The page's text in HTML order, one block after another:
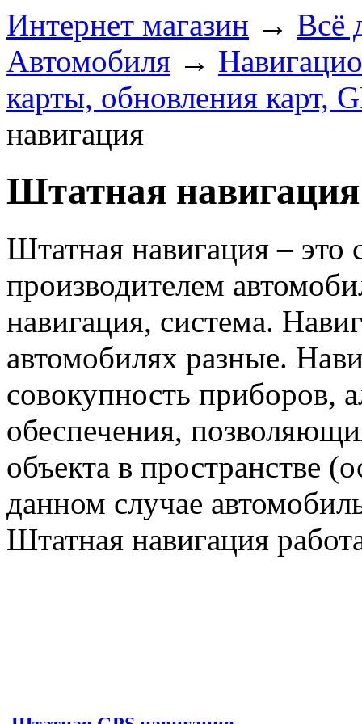
Интернет магазин → Всё
Автомобиля →
карты, обновления карт,
навигация
Штатная навигация
Штатная навигация – это
производителем
навигация, система.
автомобилях разные.
совокупность приборов,
обеспечения,
объекта в пространстве
данном случае
Штатная навигация